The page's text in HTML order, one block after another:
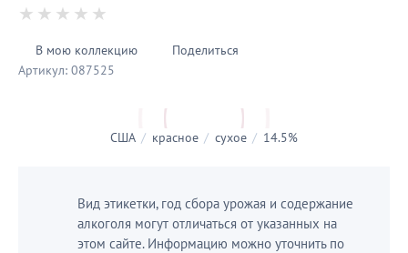
В мою коллекцию
Поделиться
Артикул: 087525
США / красное / сухое / 14.5%
Вид этикетки, год сбора урожая и содержание
алкоголя могут отличаться от указанных на
этом сайте. Информацию можно уточнить по